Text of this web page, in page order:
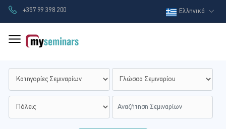
+357 99 398 200 Ελληνικά